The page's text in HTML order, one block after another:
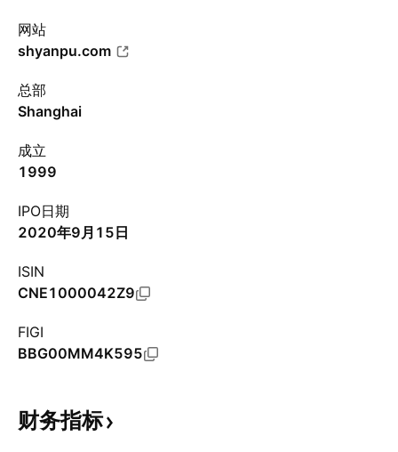
网站
shyanpu.com
总部
Shanghai
成立
1999
IPO日期
2020年9月15日
ISIN
CNE1000042Z9
FIGI
BBG00MM4K595
财务指标